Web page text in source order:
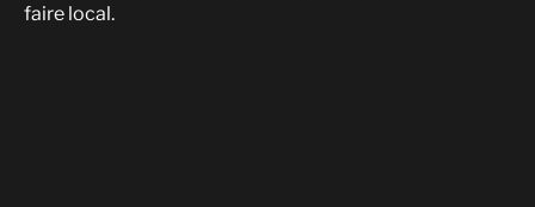
faire local.